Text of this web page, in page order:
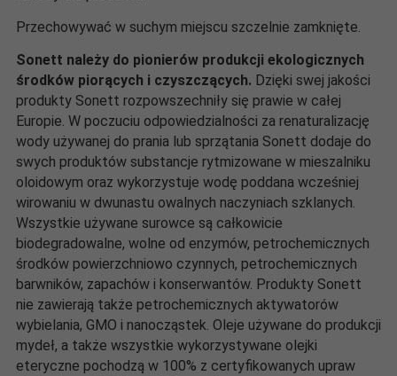
Przechowywać w suchym miejscu szczelnie zamknięte.
Sonett należy do pionierów produkcji ekologicznych
środków piorących i czyszczących. Dzięki swej jakości
produkty Sonett rozpowszechniły się prawie w całej
Europie. W poczuciu odpowiedzialności za renaturalizację
wody używanej do prania lub sprzątania Sonett dodaje do
swych produktów substancje rytmizowane w mieszalniku
oloidowym oraz wykorzystuje wodę poddana wcześniej
wirowaniu w dwunastu owalnych naczyniach szklanych.
Wszystkie używane surowce są całkowicie
biodegradowalne, wolne od enzymów, petrochemicznych
środków powierzchniowo czynnych, petrochemicznych
barwników, zapachów i konserwantów. Produkty Sonett
nie zawierają także petrochemicznych aktywatorów
wybielania, GMO i nanocząstek. Oleje używane do produkcji
mydeł, a także wszystkie wykorzystywane olejki
eteryczne pochodzą w 100% z certyfikowanych upraw